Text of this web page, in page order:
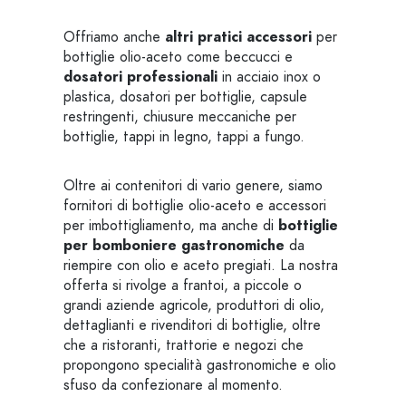
Offriamo anche altri pratici accessori per
bottiglie olio-aceto come beccucci e
dosatori professionali in acciaio inox o
plastica, dosatori per bottiglie, capsule
restringenti, chiusure meccaniche per
bottiglie, tappi in legno, tappi a fungo.
Oltre ai contenitori di vario genere, siamo
fornitori di bottiglie olio-aceto e accessori
per imbottigliamento, ma anche di bottiglie
per bomboniere gastronomiche da
riempire con olio e aceto pregiati. La nostra
offerta si rivolge a frantoi, a piccole o
grandi aziende agricole, produttori di olio,
dettaglianti e rivenditori di bottiglie, oltre
che a ristoranti, trattorie e negozi che
propongono specialità gastronomiche e olio
sfuso da confezionare al momento.